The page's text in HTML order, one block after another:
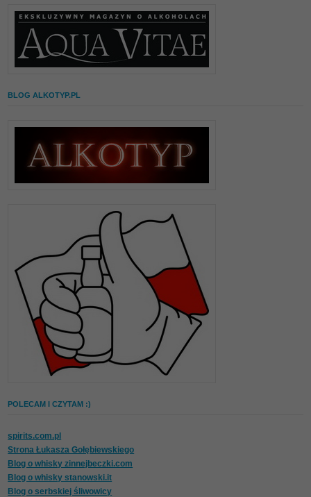
BLOG ALKOTYP.PL
POLECAM I CZYTAM :)
spirits.com.pl
Strona Łukasza Gołębiewskiego
Blog o whisky zinnejbeczki.com
Blog o whisky stanowski.it
Blog o serbskiej śliwowicy